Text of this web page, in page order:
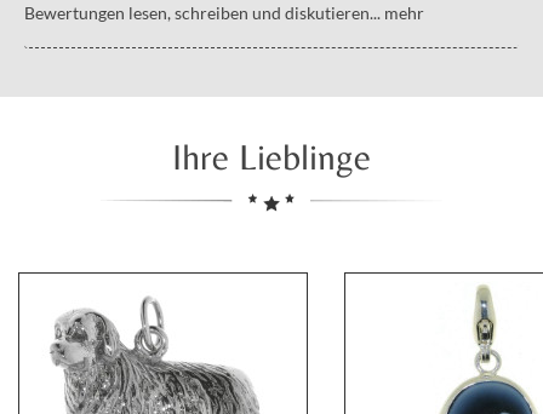
Bewertungen lesen, schreiben und diskutieren... mehr
Ihre Lieblinge